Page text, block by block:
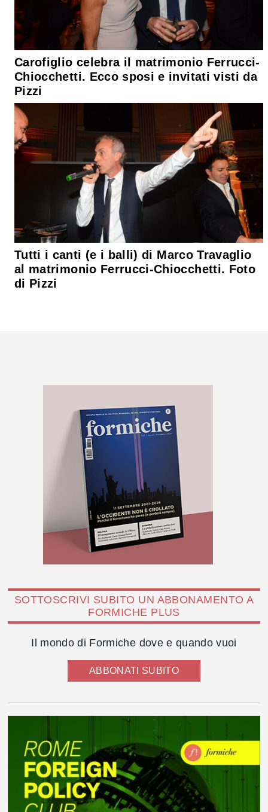
Carofiglio celebra il matrimonio Ferrucci-
Chiocchetti. Ecco sposi e invitati visti da
Pizzi
Tutti i canti (e i balli) di Marco Travaglio
al matrimonio Ferrucci-Chiocchetti. Foto
di Pizzi
SOTTOSCRIVI SUBITO UN ABBONAMENTO A
FORMICHE PLUS
Il mondo di Formiche dove e quando vuoi
ABBONATI SUBITO